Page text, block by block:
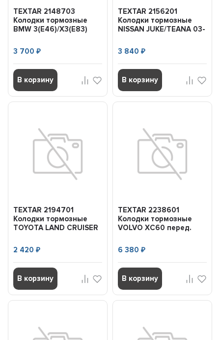
TEXTAR 2148703
Колодки тормозные
BMW 3(E46)/X3(E83)
3 700₽
В корзину
TEXTAR 2156201
Колодки тормозные
NISSAN JUKE/TEANA 03-
3 840 ₽
В корзину
TEXTAR 2194701
Колодки тормозные
TOYOTA LAND CRUISER
2 420₽
В корзину
TEXTAR 2238601
Колодки тормозные
VOLVO XC60 перед.
6 380 ₽
В корзину